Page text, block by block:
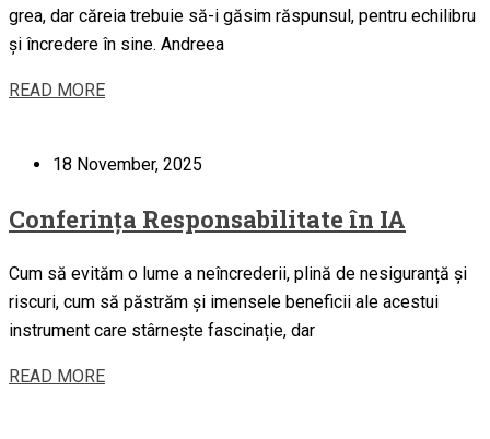
grea, dar căreia trebuie să-i găsim răspunsul, pentru echilibru
și încredere în sine. Andreea
READ MORE
18 November, 2025
Conferința Responsabilitate în IA
Cum să evităm o lume a neîncrederii, plină de nesiguranță și
riscuri, cum să păstrăm și imensele beneficii ale acestui
instrument care stârnește fascinație, dar
READ MORE